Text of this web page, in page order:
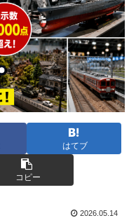
はてブ
コピー
2026.05.14